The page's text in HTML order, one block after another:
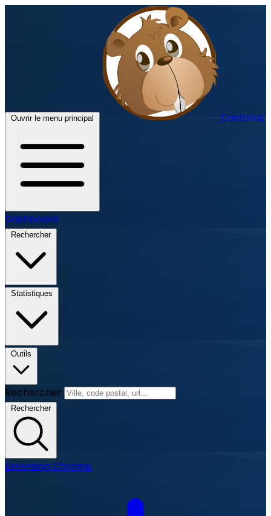
Ouvrir le menu principal Castorus
Dashboard
Rechercher
Statistiques
Outils
Rechercher
Rechercher
Extension Chrome